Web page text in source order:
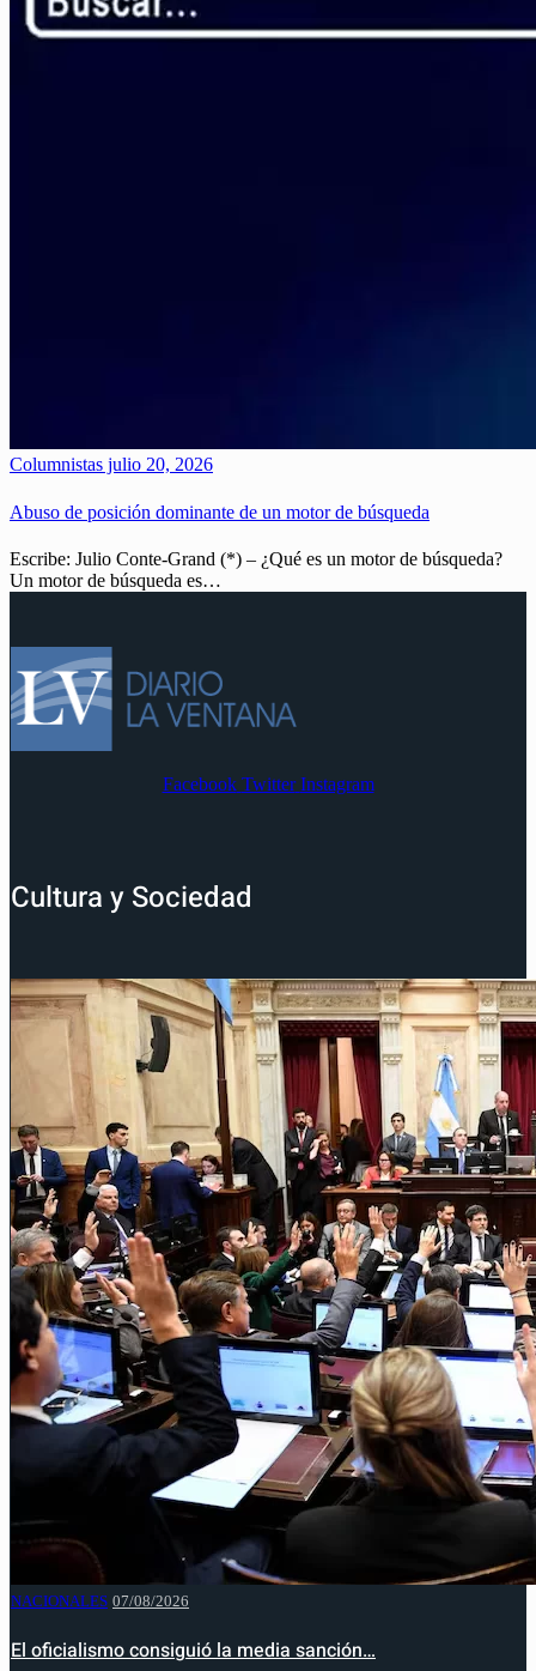
Columnistas julio 20, 2026
Abuso de posición dominante de un motor de búsqueda
Escribe: Julio Conte-Grand (*) – ¿Qué es un motor de búsqueda?
Un motor de búsqueda es…
Facebook Twitter Instagram
Cultura y Sociedad
NACIONALES 07/08/2026
El oficialismo consiguió la media sanción…